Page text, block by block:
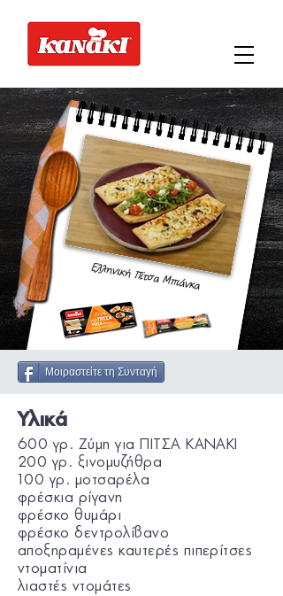
Ελληνική Πίτσα Μπιάνκα
Μοιραστείτε τη Συνταγή
Υλικά
600 γρ. Ζύμη για ΠΙΤΣΑ KANAKI
200 γρ. ξινομυζήθρα
100 γρ. μοτσαρέλα
φρέσκια ρίγανη
φρέσκο θυμάρι
φρέσκο δεντρολίβανο
αποξηραμένες καυτερές πιπερίτσες
ντοματίνια
λιαστές ντομάτες